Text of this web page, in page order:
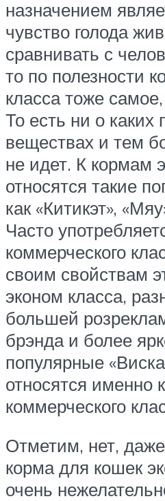
назначением
чувство голода
сравнивать с
то по полезности
класса тоже
То есть ни о каких
веществах и тем
не идет. К кормам
относятся такие
как «Китикэт»,
Часто
коммерческого
своим свойствам
эконом класса,
большей
брэнда и более
популярные
относятся именно
коммерческого
Отметим, нет,
корма для кошек
очень